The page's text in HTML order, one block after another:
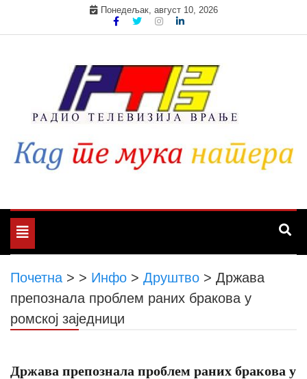
Понедељак, август 10, 2026
Toggle
navigation
Почетна > > Инфо > Друштво > Држава
препознала проблем раних бракова у
ромској заједници
Држава препознала проблем раних бракова у